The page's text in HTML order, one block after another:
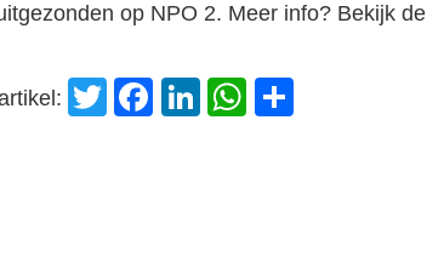
op NPO 2. Meer info? Bekijk de
Twitter
Facebook
LinkedIn
WhatsApp